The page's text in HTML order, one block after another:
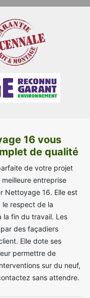
16 vous
de qualité
de votre projet
entreprise
Nettoyage 16. Elle est
respect de la
la fin du travail. Les
des façadiers
Elle dote ses
permettre de
sur du neuf,
sans attendre.